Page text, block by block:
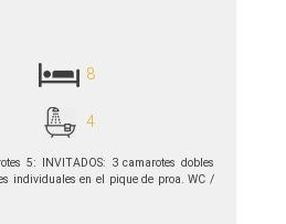
8
4
5: INVITADOS: 3 camarotes dobles
individuales en el pique de proa. WC /